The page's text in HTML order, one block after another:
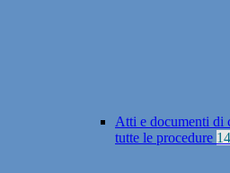
Atti e documenti di
tutte le procedure